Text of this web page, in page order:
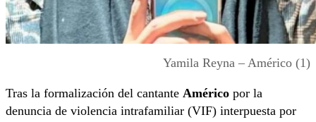
Yamila Reyna – Américo (1)
Tras la formalización del cantante Américo por la
denuncia de violencia intrafamiliar (VIF) interpuesta por